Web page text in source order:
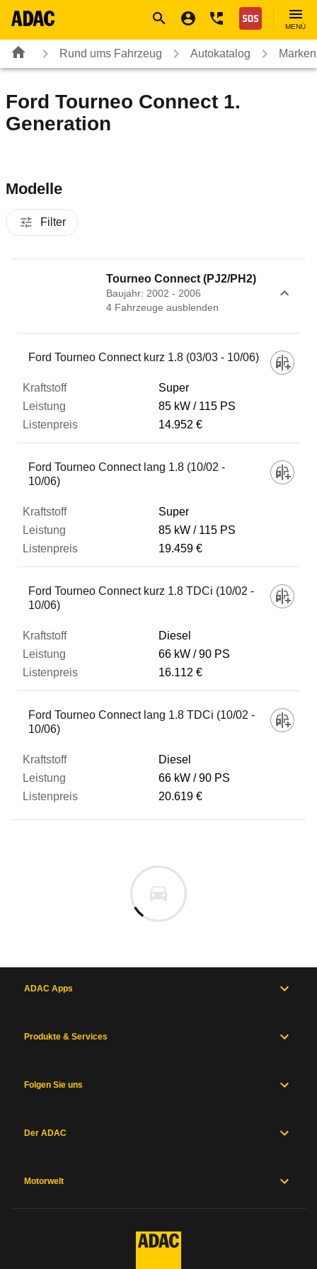
Nothilfe
MENÜ
Rund ums Fahrzeug Autokatalog
Ford Tourneo Connect 1.
Generation
Modelle
Filter
Tourneo Connect (PJ2/PH2)
Baujahr: 2002 - 2006
4 Fahrzeuge ausblenden
Fahrzeug
Kraftstoff
Leistung
Listenpreis
Zum Vergleich hinzufügen
Ford Tourneo Connect kurz 1.8 (03/03 - 10/06)
Super
85 kW
115 PS
14.952 €
Ford Tourneo Connect lang 1.8 (10/02 -
10/06)
Super
85 kW
115 PS
19.459 €
Ford Tourneo Connect kurz 1.8 TDCi (10/02 -
10/06)
Diesel
66 kW
90 PS
16.112 €
Ford Tourneo Connect lang 1.8 TDCi (10/02 -
10/06)
Diesel
66 kW
90 PS
20.619 €
ADAC Apps
Produkte & Services
Folgen Sie uns
Der ADAC
Motorwelt